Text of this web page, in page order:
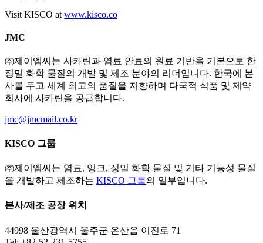
Visit KISCO at www.kisco.co
JMC
㈜제이엠씨는 사카린과 염료 안료의 원료 기반을 기본으로 한
정밀 화학 물질의 개발 및 제조 분야의 리더입니다. 한국에 본
사를 두고 세계 최고의 품질을 지향하며 다국적 식품 및 제약
회사에 사카린을 공급합니다.
jmc@jmcmail.co.kr
KISCO 그룹
㈜제이엠씨는 염료, 잉크, 정밀 화학 물질 및 기타 기능성 물질
을 개발하고 제조하는 KISCO 그룹의 일부입니다.
본사/제조 공장 위치
44998 울산광역시 울주군 온산읍 이진로 71